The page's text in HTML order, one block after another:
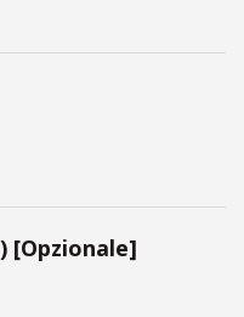
[Opzionale]